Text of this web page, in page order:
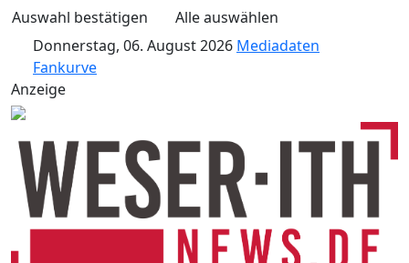
Auswahl bestätigen
Alle auswählen
Donnerstag, 06. August 2026 Mediadaten
Fankurve
Anzeige